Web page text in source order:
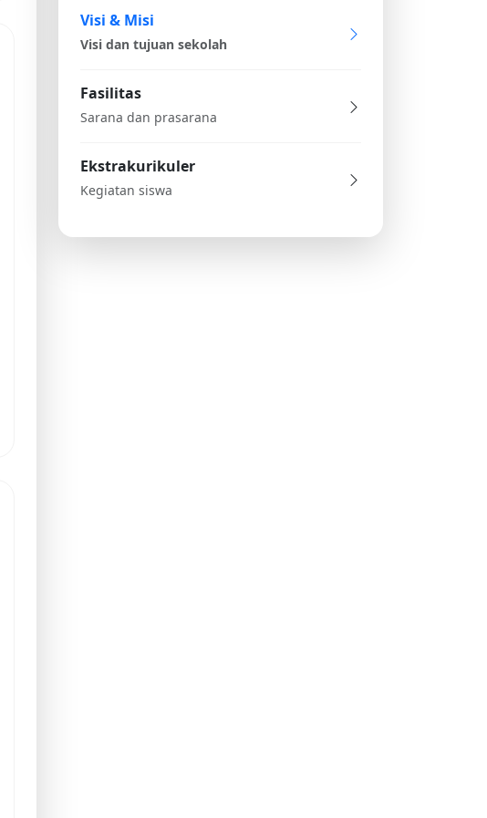
Visi & Misi
Visi dan tujuan sekolah
Fasilitas
Sarana dan prasarana
Ekstrakurikuler
Kegiatan siswa